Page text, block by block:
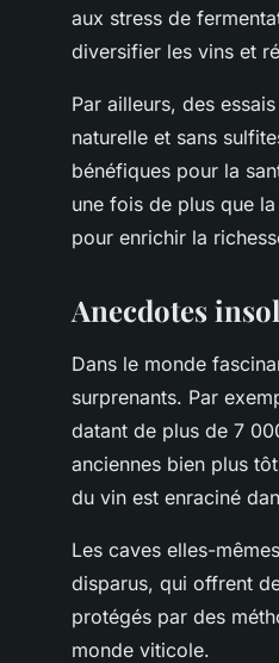
aux stress de
diversifier les vins et
Par ailleurs, des
naturelle et sans
bénéfiques pour la
une fois de plus que
pour enrichir la
Anecdotes
Dans le monde
surprenants. Par
datant de plus de 7
anciennes bien plus
du vin est enraciné
Les caves elles-
disparus, qui offrent
protégés par des
monde viticole.